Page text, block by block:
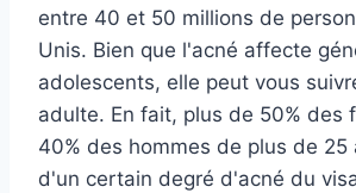
entre 40 et 50 millions de
Unis. Bien que l'acné affecte
adolescents, elle peut vous
adulte. En fait, plus de 50% des
40% des hommes de plus de
d'un certain degré d'acné du